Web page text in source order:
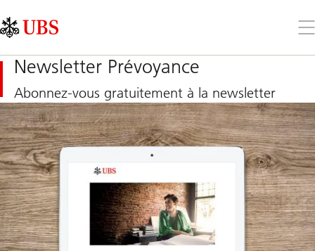
Links
Area
le
Newsletter Prévoyance
Abonnez-vous gratuitement à la newsletter